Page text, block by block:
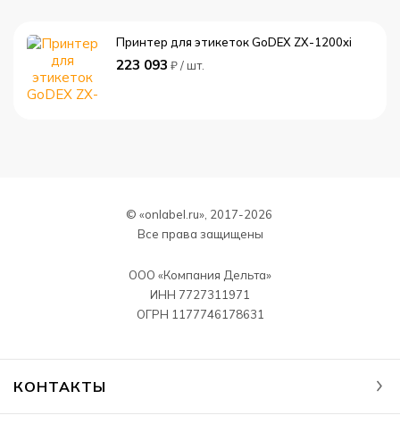
Принтер для этикеток GoDEX ZX-1200xi
223 093 ₽ / шт.
© «onlabel.ru», 2017-2026
Все права защищены
ООО «Компания Дельта»
ИНН 7727311971
ОГРН 1177746178631
КОНТАКТЫ